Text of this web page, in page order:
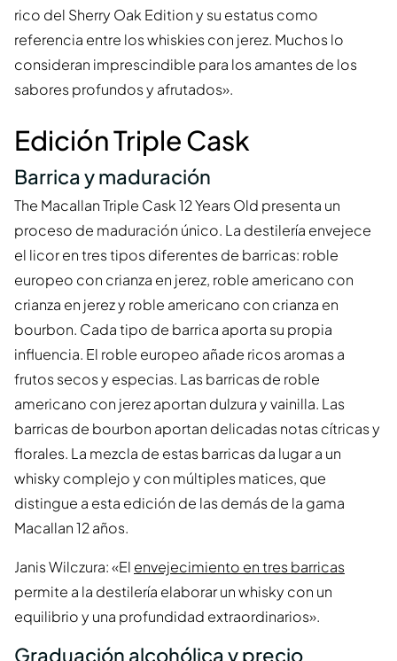
rico del Sherry Oak Edition y su estatus como
referencia entre los whiskies con jerez. Muchos lo
consideran imprescindible para los amantes de los
sabores profundos y afrutados».
Edición Triple Cask
Barrica y maduración
The Macallan Triple Cask 12 Years Old presenta un
proceso de maduración único. La destilería envejece
el licor en tres tipos diferentes de barricas: roble
europeo con crianza en jerez, roble americano con
crianza en jerez y roble americano con crianza en
bourbon. Cada tipo de barrica aporta su propia
influencia. El roble europeo añade ricos aromas a
frutos secos y especias. Las barricas de roble
americano con jerez aportan dulzura y vainilla. Las
barricas de bourbon aportan delicadas notas cítricas y
florales. La mezcla de estas barricas da lugar a un
whisky complejo y con múltiples matices, que
distingue a esta edición de las demás de la gama
Macallan 12 años.
Janis Wilczura: «El envejecimiento en tres barricas
permite a la destilería elaborar un whisky con un
equilibrio y una profundidad extraordinarios».
Graduación alcohólica y precio